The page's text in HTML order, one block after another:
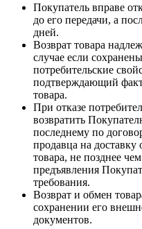
Покупатель вправе
до его передачи, а
дней.
Возврат товара
случае если
потребительские
подтверждающий
товара.
При отказе
возвратить
последнему по
продавца на
товара, не позднее
предъявления
требования.
Возврат и обмен
сохранении его
документов.